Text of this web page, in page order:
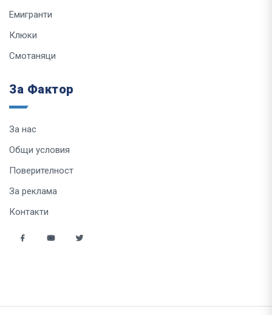
Емигранти
Клюки
Смотаняци
За Фактор
За нас
Общи условия
Поверителност
За реклама
Контакти